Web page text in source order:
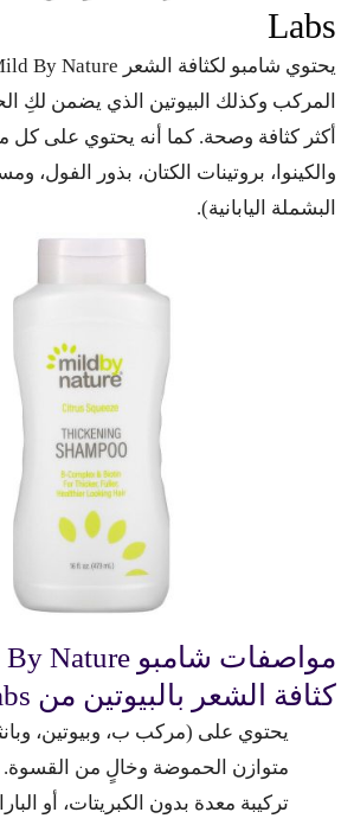
Labs
المركب وكذلك البيوتين الذي يضمن لكِ
أكثر كثافة وصحة. كما أنه يحتوي على كل
والكينوا، بروتينات الكتان، بذور الفول،
البشملة اليابانية).
كثافة الشعر بالبيوتين من Madre Labs
يحتوي على (مركب ب، وبيوتين،
متوازن الحموضة وخالٍ من القسوة.
تركيبة معدة بدون الكبريتات، أو